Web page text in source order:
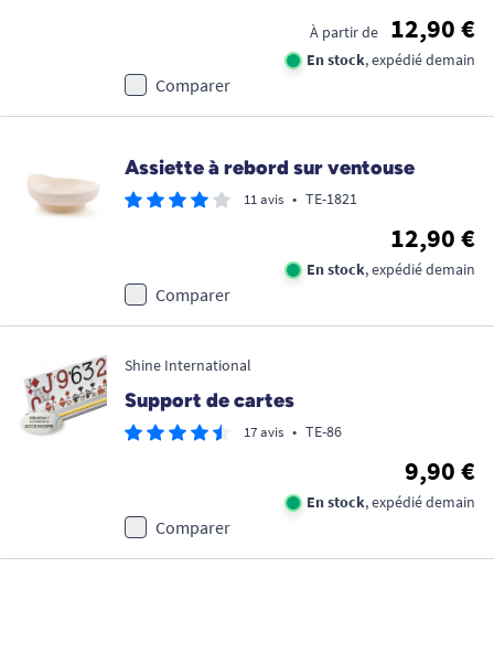
À partir de 12,90 €
En stock, expédié demain
Comparer
Assiette à rebord sur ventouse
11 avis • TE-1821
12,90 €
En stock, expédié demain
Comparer
Shine International
Support de cartes
17 avis • TE-86
9,90 €
En stock, expédié demain
Comparer